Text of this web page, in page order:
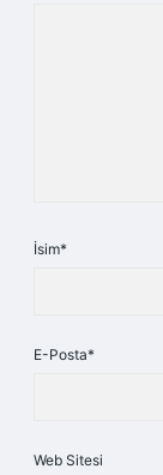
İsim*
E-Posta*
Web Sitesi